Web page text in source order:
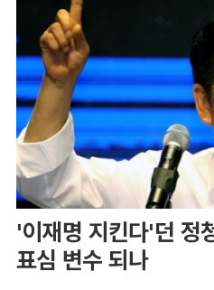
'이재명 지킨다'던 정
표심 변수 되나